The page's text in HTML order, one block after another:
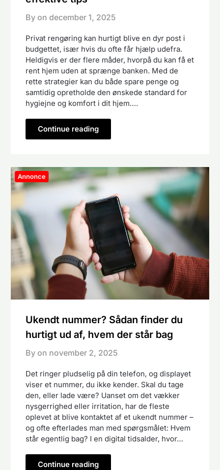
By on december 1, 2025
Privat rengøring kan hurtigt blive en dyr post i
budgettet, især hvis du ofte får hjælp udefra.
Heldigvis er der flere måder, hvorpå du kan få et
rent hjem uden at sprænge banken. Med de
rette strategier kan du både spare penge og
samtidig opretholde den ønskede standard for
hygiejne og komfort i dit hjem….
Continue reading
Annonce
Ukendt nummer? Sådan finder du
hurtigt ud af, hvem der står bag
By on november 2, 2025
Det ringer pludselig på din telefon, og displayet
viser et nummer, du ikke kender. Skal du tage
den, eller lade være? Uanset om det vækker
nysgerrighed eller irritation, har de fleste
oplevet at blive kontaktet af et ukendt nummer –
og ofte efterlades man med spørgsmålet: Hvem
står egentlig bag? I en digital tidsalder, hvor…
Continue reading